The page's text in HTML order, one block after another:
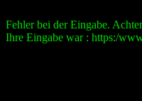
Fehler bei der Eingabe.
Ihre Eingabe war : https:/